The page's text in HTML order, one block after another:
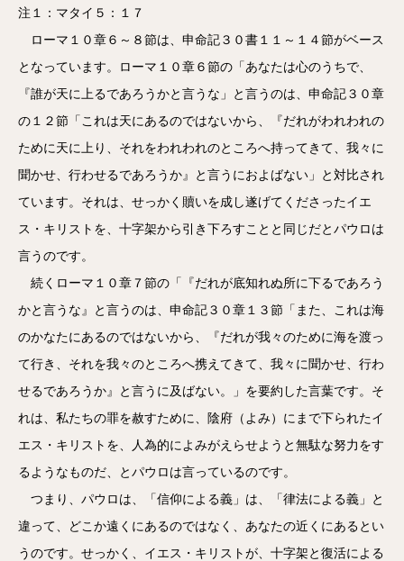
注１：マタイ５：１７
ローマ１０章６～８節は、申命記３０書１１～１４節がベース
となっています。ローマ１０章６節の「あなたは心のうちで、
『誰が天に上るであろうかと言うな」と言うのは、申命記３０章
の１２節「これは天にあるのではないから、『だれがわれわれの
ために天に上り、それをわれわれのところへ持ってきて、我々に
聞かせ、行わせるであろうか』と言うにおよばない」と対比され
ています。それは、せっかく贖いを成し遂げてくださったイエ
ス・キリストを、十字架から引き下ろすことと同じだとパウロは
言うのです。
続くローマ１０章７節の「『だれが底知れぬ所に下るであろう
かと言うな』と言うのは、申命記３０章１３節「また、これは海
のかなたにあるのではないから、『だれが我々のために海を渡っ
て行き、それを我々のところへ携えてきて、我々に聞かせ、行わ
せるであろうか』と言うに及ばない。」を要約した言葉です。そ
れは、私たちの罪を赦すために、陰府（よみ）にまで下られたイ
エス・キリストを、人為的によみがえらせようと無駄な努力をす
るようなものだ、とパウロは言っているのです。
つまり、パウロは、「信仰による義」は、「律法による義」と
違って、どこか遠くにあるのではなく、あなたの近くにあるとい
うのです。せっかく、イエス・キリストが、十字架と復活による